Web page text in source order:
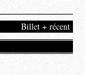
Billet + récent